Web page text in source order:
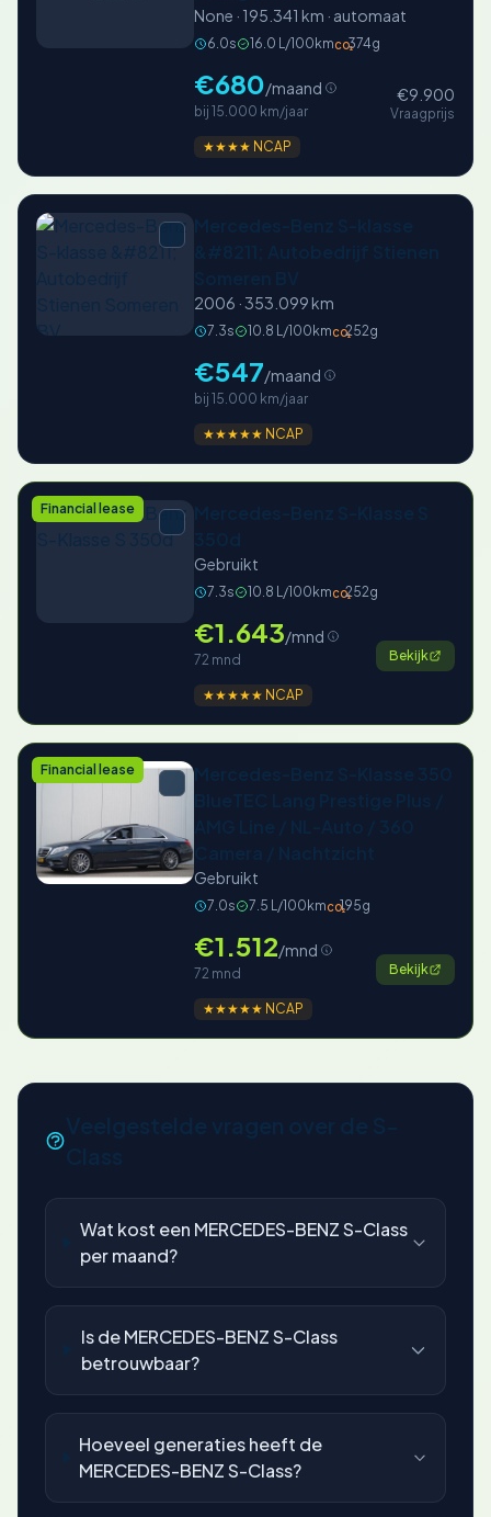
None · 195.341 km · automaat
6.0s 16.0 L/100kmCO₂374g
€680/maand
bij 15.000 km/jaar
€9.900
Vraagprijs
★★★★ NCAP
2006 · 353.099 km
7.3s 10.8 L/100kmCO₂252g
€547/maand
bij 15.000 km/jaar
★★★★★ NCAP
Financial lease
Gebruikt
7.3s 10.8 L/100kmCO₂252g
€1.643/mnd
72 mnd Bekijk
★★★★★ NCAP
Financial lease
Gebruikt
7.0s 7.5 L/100kmCO₂195g
€1.512/mnd
72 mnd Bekijk
★★★★★ NCAP
Wat kost een MERCEDES-BENZ S-Class
per maand?
Is de MERCEDES-BENZ S-Class
betrouwbaar?
Hoeveel generaties heeft de
MERCEDES-BENZ S-Class?